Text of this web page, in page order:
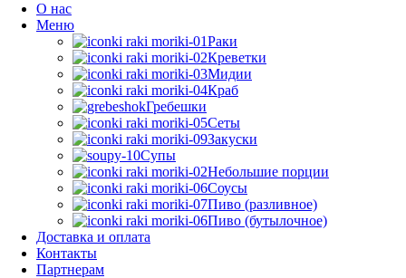
О нас
Меню
Раки
Креветки
Мидии
Краб
Гребешки
Сеты
Закуски
Супы
Небольшие порции
Соусы
Пиво (разливное)
Пиво (бутылочное)
Доставка и оплата
Контакты
Партнерам